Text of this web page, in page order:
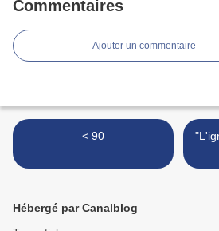
Commentaires
Ajouter un commentaire
< 90
Hébergé par Canalblog